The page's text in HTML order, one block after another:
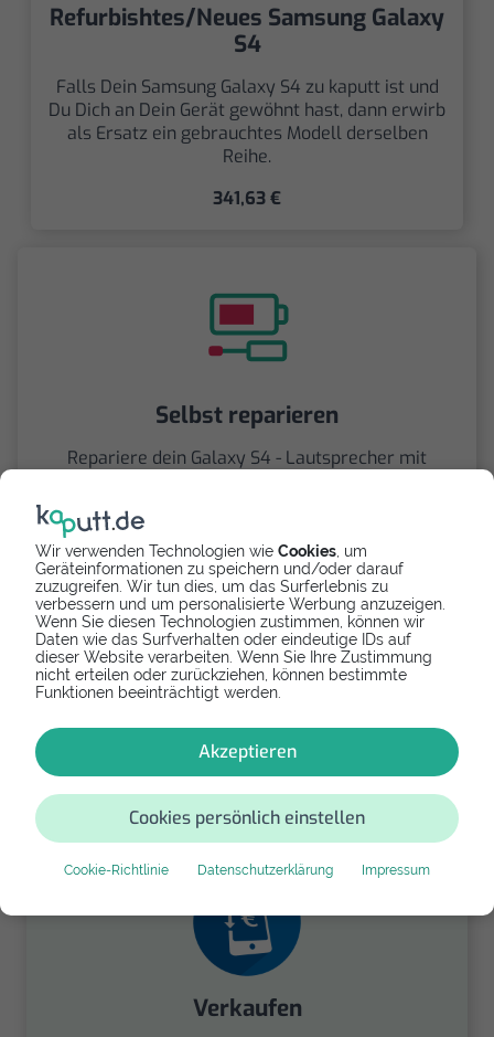
Wir verwenden Technologien wie Cookies , um
Geräteinformationen zu speichern und/oder darauf
zuzugreifen. Wir tun dies, um das Surferlebnis zu
verbessern und um personalisierte Werbung anzuzeigen.
Wenn Sie diesen Technologien zustimmen, können wir
Daten wie das Surfverhalten oder eindeutige IDs auf
dieser Website verarbeiten. Wenn Sie Ihre Zustimmung
nicht erteilen oder zurückziehen, können bestimmte
Funktionen beeinträchtigt werden.
Akzeptieren
Cookies persönlich einstellen
Cookie-Richtlinie Datenschutzerklärung Impressum
Refurbishtes/Neues Samsung Galaxy
S4
Falls Dein Samsung Galaxy S4 zu kaputt ist und
Du Dich an Dein Gerät gewöhnt hast, dann erwirb
als Ersatz ein gebrauchtes Modell derselben
Reihe.
341,63 €
Selbst reparieren
Repariere dein Galaxy S4 - Lautsprecher mit
Spenden
Spende Dein Gerät über
für einen guten Zweck.
Verkaufen